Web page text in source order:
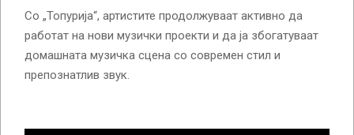
Со „Топурија“, артистите продолжуваат активно да
работат на нови музички проекти и да ја збогатуваат
домашната музичка сцена со современ стил и
препознатлив звук.